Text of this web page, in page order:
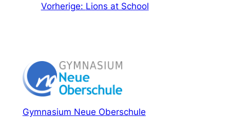
Vorherige: Lions at School
Gymnasium Neue Oberschule